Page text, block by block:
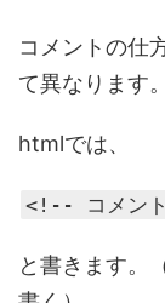
コメントの仕
て異なります。
htmlでは、
<!-- コメン
と書きます。